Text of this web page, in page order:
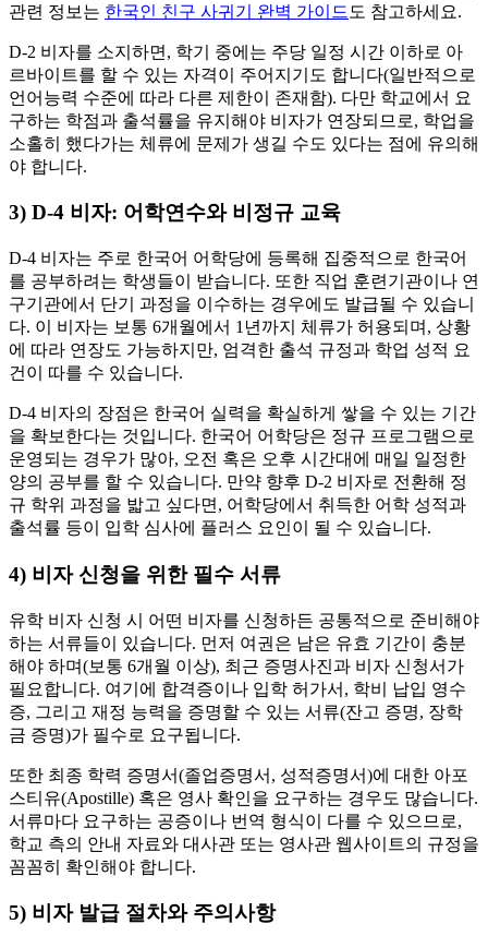
관련 정보는 한국인 친구 사귀기 완벽 가이드 도 참고하세요.
D-2 비자를 소지하면, 학기 중에는 주당 일정 시간 이하로 아
르바이트를 할 수 있는 자격이 주어지기도 합니다(일반적으로
언어능력 수준에 따라 다른 제한이 존재함). 다만 학교에서 요
구하는 학점과 출석률을 유지해야 비자가 연장되므로, 학업을
소홀히 했다가는 체류에 문제가 생길 수도 있다는 점에 유의해
야 합니다.
3) D-4 비자: 어학연수와 비정규 교육
D-4 비자는 주로 한국어 어학당에 등록해 집중적으로 한국어
를 공부하려는 학생들이 받습니다. 또한 직업 훈련기관이나 연
구기관에서 단기 과정을 이수하는 경우에도 발급될 수 있습니
다. 이 비자는 보통 6개월에서 1년까지 체류가 허용되며, 상황
에 따라 연장도 가능하지만, 엄격한 출석 규정과 학업 성적 요
건이 따를 수 있습니다.
D-4 비자의 장점은 한국어 실력을 확실하게 쌓을 수 있는 기간
을 확보한다는 것입니다. 한국어 어학당은 정규 프로그램으로
운영되는 경우가 많아, 오전 혹은 오후 시간대에 매일 일정한
양의 공부를 할 수 있습니다. 만약 향후 D-2 비자로 전환해 정
규 학위 과정을 밟고 싶다면, 어학당에서 취득한 어학 성적과
출석률 등이 입학 심사에 플러스 요인이 될 수 있습니다.
4) 비자 신청을 위한 필수 서류
유학 비자 신청 시 어떤 비자를 신청하든 공통적으로 준비해야
하는 서류들이 있습니다. 먼저 여권은 남은 유효 기간이 충분
해야 하며(보통 6개월 이상), 최근 증명사진과 비자 신청서가
필요합니다. 여기에 합격증이나 입학 허가서, 학비 납입 영수
증, 그리고 재정 능력을 증명할 수 있는 서류(잔고 증명, 장학
금 증명)가 필수로 요구됩니다.
또한 최종 학력 증명서(졸업증명서, 성적증명서)에 대한 아포
스티유(Apostille) 혹은 영사 확인을 요구하는 경우도 많습니다.
서류마다 요구하는 공증이나 번역 형식이 다를 수 있으므로,
학교 측의 안내 자료와 대사관 또는 영사관 웹사이트의 규정을
꼼꼼히 확인해야 합니다.
5) 비자 발급 절차와 주의사항